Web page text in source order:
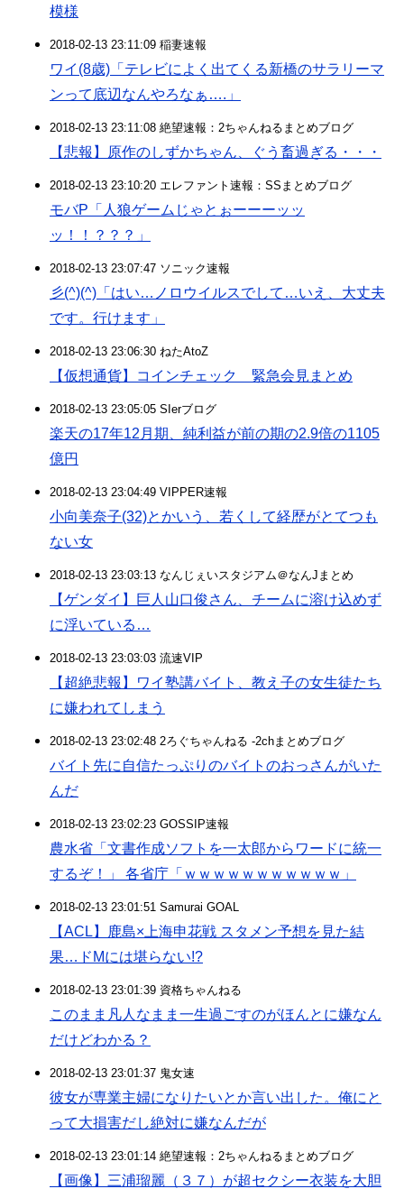
模様
2018-02-13 23:11:09 稲妻速報
ワイ(8歳)「テレビによく出てくる新橋のサラリーマ
ンって底辺なんやろなぁ….」
2018-02-13 23:11:08 絶望速報：2ちゃんねるまとめブログ
【悲報】原作のしずかちゃん、ぐう畜過ぎる・・・
2018-02-13 23:10:20 エレファント速報：SSまとめブログ
モバP「人狼ゲームじゃとぉーーーッッ
ッ！！？？？」
2018-02-13 23:07:47 ソニック速報
彡(^)(^)「はい…ノロウイルスでして…いえ、大丈夫
です。行けます」
2018-02-13 23:06:30 ねたAtoZ
【仮想通貨】コインチェック 緊急会見まとめ
2018-02-13 23:05:05 SIerブログ
楽天の17年12月期、純利益が前の期の2.9倍の1105
億円
2018-02-13 23:04:49 VIPPER速報
小向美奈子(32)とかいう、若くして経歴がとてつも
ない女
2018-02-13 23:03:13 なんじぇいスタジアム＠なんJまとめ
【ゲンダイ】巨人山口俊さん、チームに溶け込めず
に浮いている…
2018-02-13 23:03:03 流速VIP
【超絶悲報】ワイ塾講バイト、教え子の女生徒たち
に嫌われてしまう
2018-02-13 23:02:48 2ろぐちゃんねる -2chまとめブログ
バイト先に自信たっぷりのバイトのおっさんがいた
んだ
2018-02-13 23:02:23 GOSSIP速報
農水省「文書作成ソフトを一太郎からワードに統一
するぞ！」 各省庁「ｗｗｗｗｗｗｗｗｗｗｗ」
2018-02-13 23:01:51 Samurai GOAL
【ACL】鹿島×上海申花戦 スタメン予想を見た結
果…ドMには堪らない!?
2018-02-13 23:01:39 資格ちゃんねる
このまま凡人なまま一生過ごすのがほんとに嫌なん
だけどわかる？
2018-02-13 23:01:37 鬼女速
彼女が専業主婦になりたいとか言い出した。俺にと
って大損害だし絶対に嫌なんだが
2018-02-13 23:01:14 絶望速報：2ちゃんねるまとめブログ
【画像】三浦瑠麗（３７）が超セクシー衣装を大胆